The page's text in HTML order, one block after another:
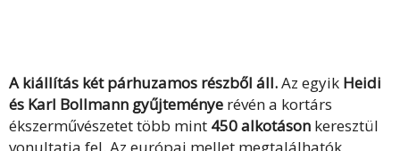
A kiállítás két párhuzamos részből áll.Az egyik Heidi
és Karl Bollmann gyűjteménye révén a kortárs
ékszerművészetet több mint 450 alkotáson keresztül